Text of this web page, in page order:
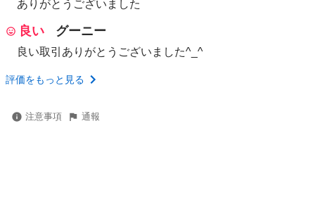
ありがとうございました
良い グーニー
良い取引ありがとうございました^_^
評価をもっと見る
注意事項 通報